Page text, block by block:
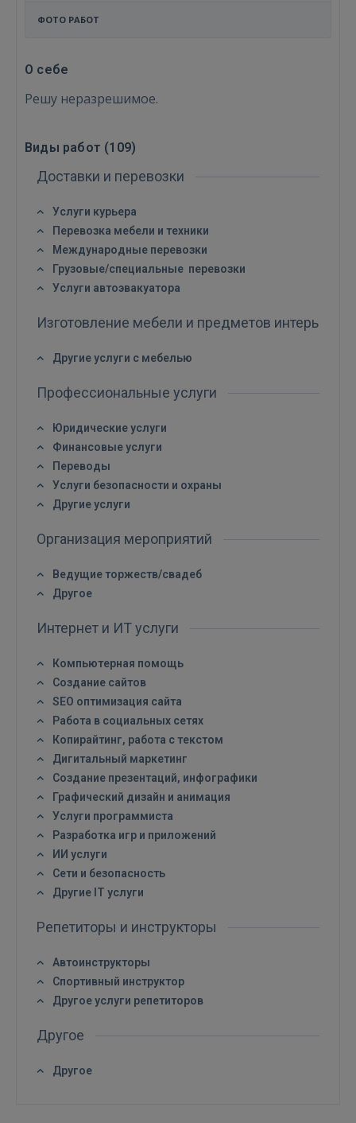
Войти
ВОЙТИ
Забыли пароль?
FACEBOOK
 Sign in with Apple
Ещё не зарегистрированы?
РЕГИСТРАЦИЯ
ФОТО РАБОТ
О себе
Решу неразрешимое.
Виды работ (109)
Доставки и перевозки
Услуги курьера
Перевозка мебели и техники
Международные перевозки
Грузовые/специальные перевозки
Услуги автоэвакуатора
Изготовление мебели и предметов интерьера
Другие услуги с мебелью
Профессиональные услуги
Юридические услуги
Финансовые услуги
Переводы
Услуги безопасности и охраны
Другие услуги
Организация мероприятий
Ведущие торжеств/свадеб
Другое
Интернет и ИТ услуги
Компьютерная помощь
Создание сайтов
SEO оптимизация сайта
Работа в социальных сетях
Копирайтинг, работа с текстом
Дигитальный маркетинг
Создание презентаций, инфографики
Графический дизайн и анимация
Услуги программиста
Разработка игр и приложений
ИИ услуги
Сети и безопасность
Другие IT услуги
Репетиторы и инструкторы
Автоинструкторы
Спортивный инструктор
Другое услуги репетиторов
Другое
Другое